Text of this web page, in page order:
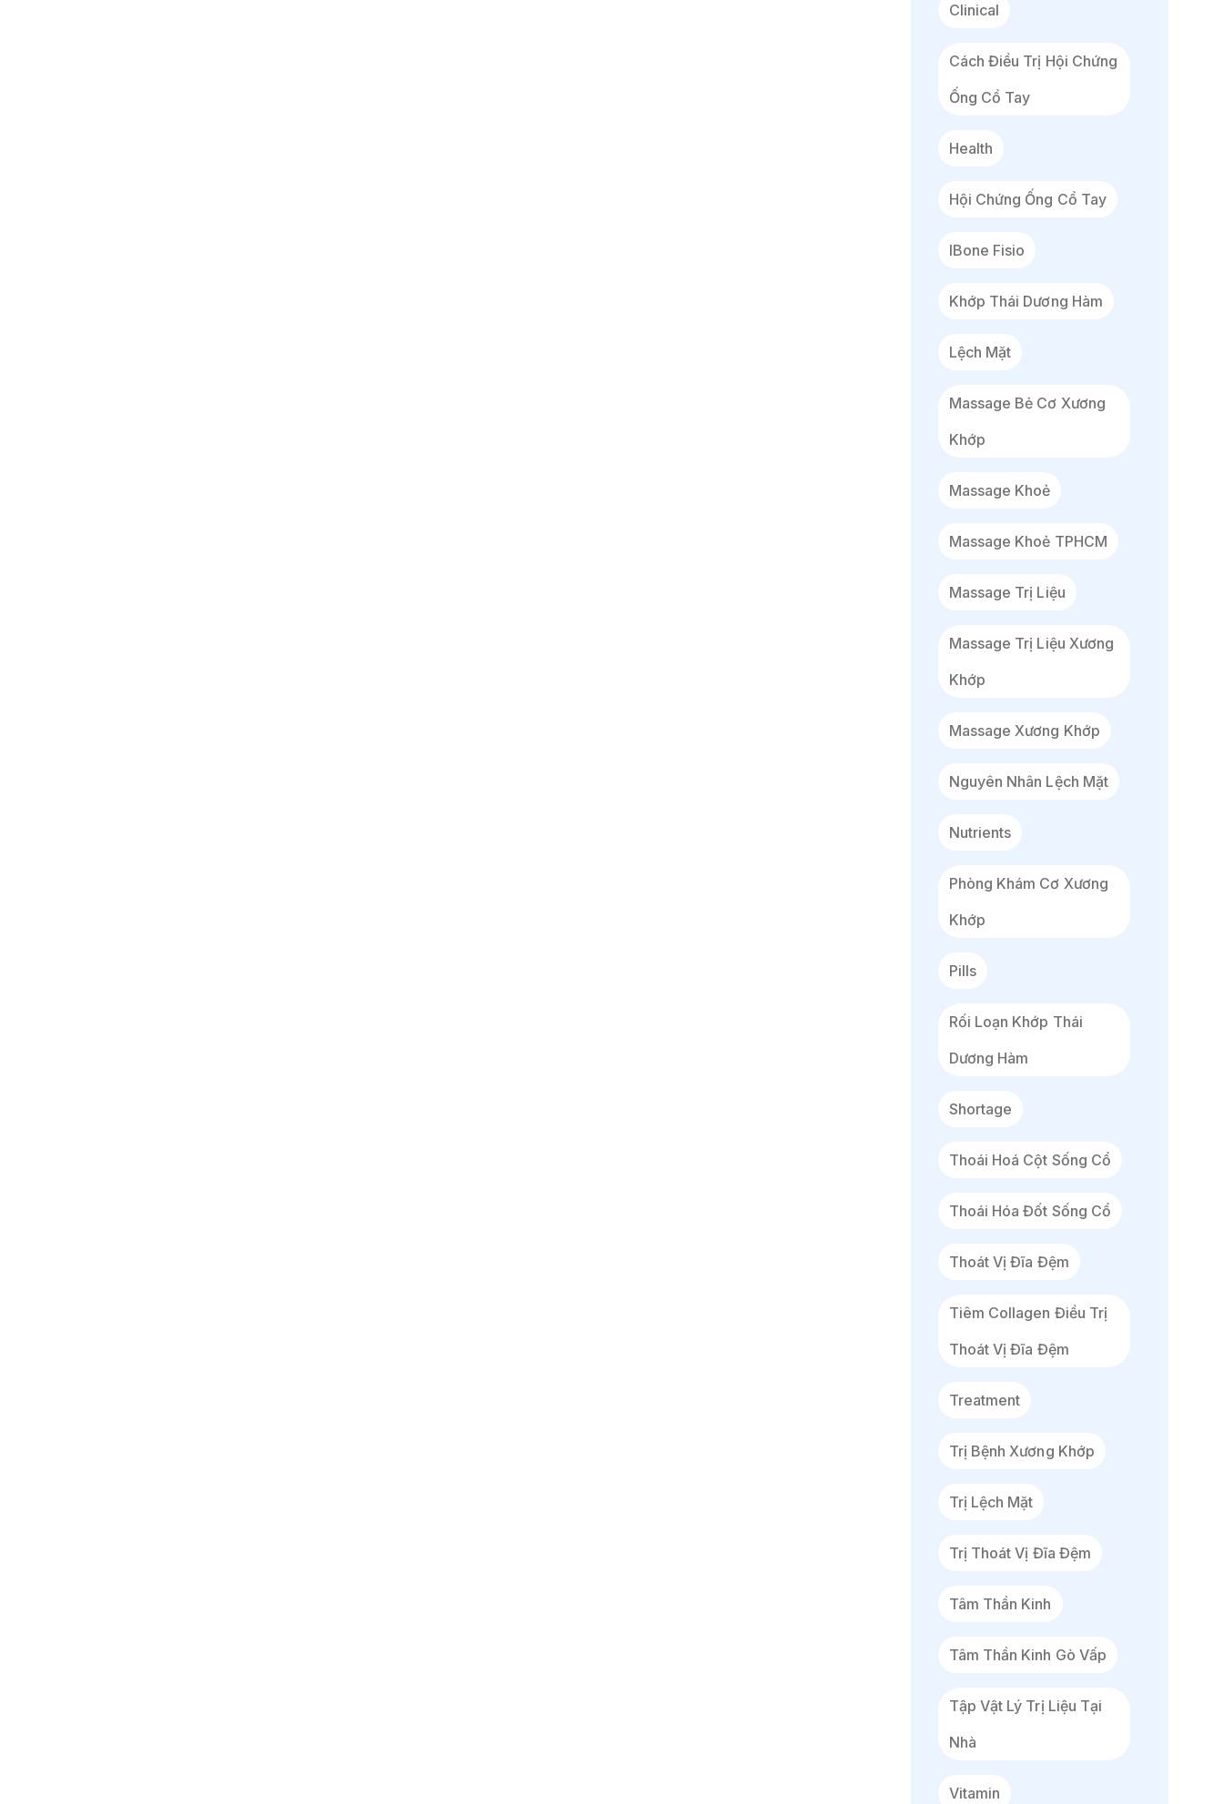
Clinical
Cách Điều Trị Hội Chứng
Ống Cổ Tay
Health
Hội Chứng Ống Cổ Tay
IBone Fisio
Khớp Thái Dương Hàm
Lệch Mặt
Massage Bẻ Cơ Xương
Khớp
Massage Khoẻ
Massage Khoẻ TPHCM
Massage Trị Liệu
Massage Trị Liệu Xương
Khớp
Massage Xương Khớp
Nguyên Nhân Lệch Mặt
Nutrients
Phòng Khám Cơ Xương
Khớp
Pills
Rối Loạn Khớp Thái
Dương Hàm
Shortage
Thoái Hoá Cột Sống Cổ
Thoái Hóa Đốt Sống Cổ
Thoát Vị Đĩa Đệm
Tiêm Collagen Điều Trị
Thoát Vị Đĩa Đệm
Treatment
Trị Bệnh Xương Khớp
Trị Lệch Mặt
Trị Thoát Vị Đĩa Đệm
Tâm Thần Kinh
Tâm Thần Kinh Gò Vấp
Tập Vật Lý Trị Liệu Tại
Nhà
Vitamin